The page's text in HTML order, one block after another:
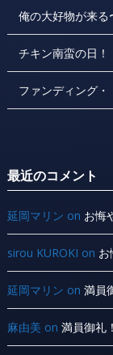
俺の大好物が来る
チキン南蛮の日！
ファンディング
最近のコメント
延岡マリン on お悔
sirou KUROKI on お
延岡マリン on 満員
麻由美 on 満員御礼！